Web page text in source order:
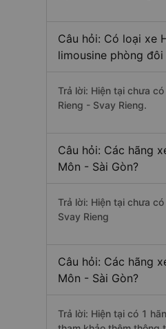
Câu hỏi: Có loại xe
limousine phòng đôi
Trả lời: Hiện tại chưa
Rieng - Svay Rieng.
Câu hỏi: Các hãng
Môn - Sài Gòn?
Trả lời: Hiện tại chưa
Svay Rieng
Câu hỏi: Các hãng
Môn - Sài Gòn?
Trả lời: Hiện tại có 1